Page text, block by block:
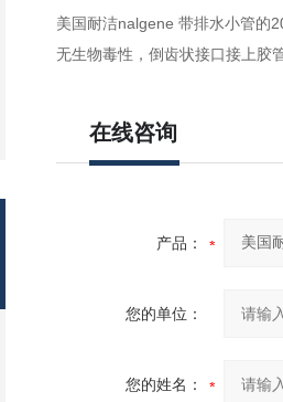
美国耐洁nalgene 带排水小管的
无生物毒性，倒齿状接口接上胶
在线咨询
产品：
您的单位：
您的姓名：